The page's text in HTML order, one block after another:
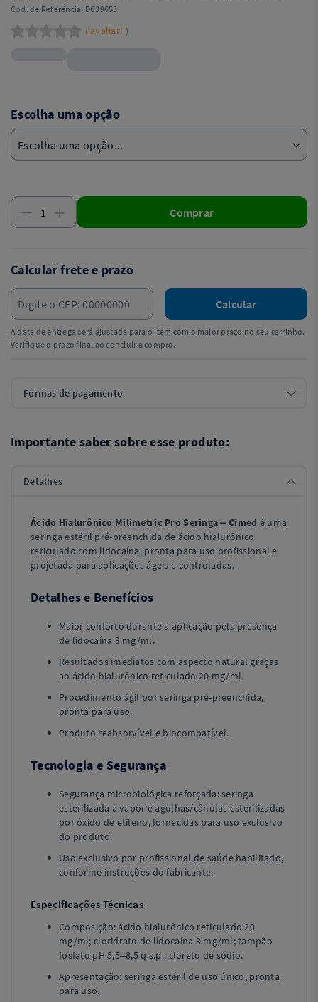
Cod. de Referência: DC39653
( avaliar! )
Escolha uma opção
Comprar
Calcular frete e prazo
Calcular
A data de entrega será ajustada para o item com o maior prazo no seu carrinho.
Verifique o prazo final ao concluir a compra.
Formas de pagamento
Importante saber sobre esse produto:
Detalhes
Ácido Hialurônico Milimetric Pro Seringa – Cimed é uma
seringa estéril pré-preenchida de ácido hialurônico
reticulado com lidocaína, pronta para uso profissional e
projetada para aplicações ágeis e controladas.
Detalhes e Benefícios
Maior conforto durante a aplicação pela presença
de lidocaína 3 mg/ml.
Resultados imediatos com aspecto natural graças
ao ácido hialurônico reticulado 20 mg/ml.
Procedimento ágil por seringa pré-preenchida,
pronta para uso.
Produto reabsorvível e biocompatível.
Tecnologia e Segurança
Segurança microbiológica reforçada: seringa
esterilizada a vapor e agulhas/cânulas esterilizadas
por óxido de etileno, fornecidas para uso exclusivo
do produto.
Uso exclusivo por profissional de saúde habilitado,
conforme instruções do fabricante.
Especificações Técnicas
Composição: ácido hialurônico reticulado 20
mg/ml; cloridrato de lidocaína 3 mg/ml; tampão
fosfato pH 5,5–8,5 q.s.p.; cloreto de sódio.
Apresentação: seringa estéril de uso único, pronta
para uso.